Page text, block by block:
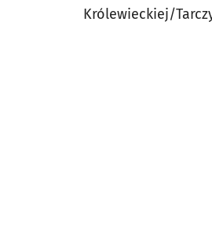
Królewieckiej/